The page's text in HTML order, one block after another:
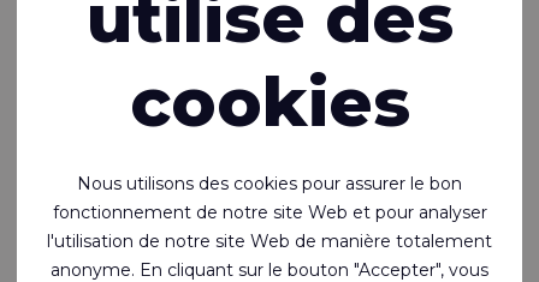
Riverseal® 200
utilise des
cookies
Nous utilisons des cookies pour assurer le bon
fonctionnement de notre site Web et pour analyser
l'utilisation de notre site Web de manière totalement
anonyme. En cliquant sur le bouton "Accepter", vous